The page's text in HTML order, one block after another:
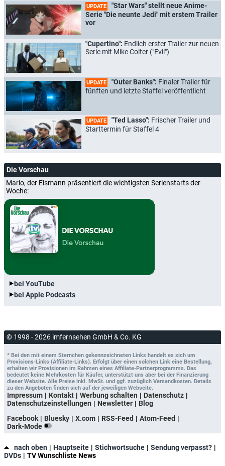
UPDATE
"Star Wars" stellt neue Anime-
Serie "Die neunte Jedi" mit erstem Trailer
vor
"Cupertino": Endlich erster Trailer zur neuen
Serie mit Mike Colter ("Evil")
UPDATE "Outer Banks": Finaler Trailer für
fünften und letzte Staffel veröffentlicht
UPDATE "Ted Lasso": Frischer Trailer und
Starttermin für Staffel 4
Die Vorschau
Mario, der Eismann präsentiert die wichtigsten Serienstarts der
Woche:
bei YouTube
bei Apple Podcasts
© 1998 - 2026 imfernsehen GmbH & Co. KG
* Bei den mit einem Sternchen gekennzeichneten Links handelt es sich um
Provisions-Links (Affiliate-Links). Erfolgt über einen solchen Link eine Bestellung,
erhalten wir Provisionen im Rahmen eines Affiliate-Partnerprogramms. Das
bedeutet keine Mehrkosten für Käufer, unterstützt uns aber bei der Finanzierung
dieser Website. Alle Preise inkl. MwSt. und ggf. zuzüglich Versandkosten. Details
zu den Angeboten finden sich auf der jeweiligen Webseite.
Impressum Kontakt Werbung schalten
Datenschutz
Datenschutzeinstellungen
Newsletter
Blog
Facebook
Bluesky X.com RSS-Feed
Atom-Feed
Dark-Mode
nach oben Hauptseite Stichwortsuche
Sendung verpasst?
DVDs
TV Wunschliste News